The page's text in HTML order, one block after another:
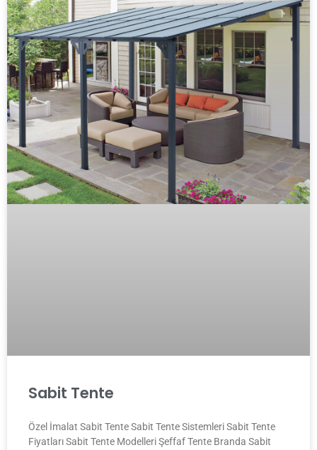
Sabit Tente
Özel İmalat Sabit Tente Sabit Tente Sistemleri Sabit Tente
Fiyatları Sabit Tente Modelleri Şeffaf Tente Branda Sabit